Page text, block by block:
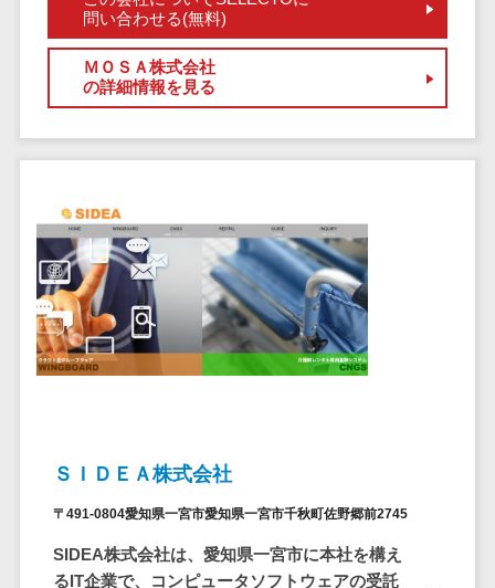
電子証明書サービス
電子証明書サービス>
データセンター> クラウド基盤>
クラウドバックアップ>
デスクトップ仮想化>
IoT空調制御>
IoTプラットフォーム>
設備監視システム>
ステム
商品情報管理
システム
SNSキャンペ
ーンツール
予約管理シス
テム
広告効果測定
ツール
DM発送サービ
ス
EFOツール
LP作成サービ
ス
問い合わせる(無料)
ＭＯＳＡ株式会社
の詳細情報を見る
ＳＩＤＥＡ株式会社
〒491-0804愛知県一宮市愛知県一宮市千秋町佐野郷前2745
SIDEA株式会社は、愛知県一宮市に本社を構え
るIT企業で、コンピュータソフトウェアの受託